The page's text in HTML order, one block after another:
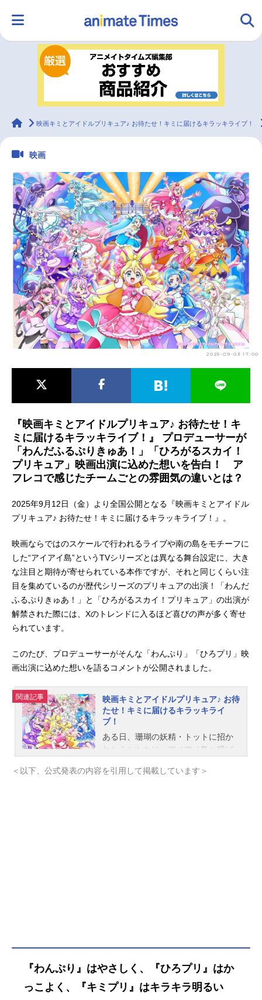
ランキング アニメ
ラジオ みんなの声
2.5次元 配信・Vtuber トレンド 無料マンガ
最新記事一覧
アニメ記事一覧 声優記事一覧
アニメ映画一覧 実写化映画一覧
今期アニメ曜日別一覧
春アニメ 夏アニメ
男性声優/女性声優一覧
animateTimes
映画キミとアイドルプリキュア♪ お待たせ！キミに届けるキラッキライブ！
映画
2025-09-03 17:00
『映画キミとアイドルプリキュア♪ お待たせ！キ
ミに届けるキラッキライブ！』 プロデューサーが
「わんだふるぷりきゅあ！」「ひろがるスカイ！
プリキュア」映画出演に込めた想いを告白！ ア
フレコで感じたチームごとの雰囲気の違いとは？
2025年9月12日（金）より全国公開となる『映画キミとアイドル
プリキュア♪ お待たせ！キミに届けるキラッキライブ！』。
映画ならではのスケールで行われるライブや南の島をモチーフに
した“アイアイ島”というTVシリーズとは異なる舞台設定に、大き
な注目と期待が寄せられている本作ですが、それと同じくらい注
目を集めているのが歴代シリーズのプリキュアの出演！「わんだ
ふるぷりきゅあ！」と「ひろがるスカイ！プリキュア」の出演が
解禁された際には、Xのトレンドに入るほど喜びの声が多く寄せ
られています。
このたび、プロデューサーがそんな「わんぷり」「ひろプリ」映
画出演に込めた想いを語るコメントが公開されました。
関連記事
映画キミとアイドルプリキュア♪ お待
たせ！キミに届けるキラッキライ
ブ！
ある日、珊瑚の妖精・トットに招か
れたうたたちは、アイアイ島と呼ば
ーパーミラクルアイドルフェスティ
るよ！さぁ！歌って踊ってファンサ
して、キミに届けるキラッキライブ
スタート✨作品名映画キミとアイド
＜以下、公式発表の内容を引用して掲載しています＞
『わんぷり』はやさしく、『ひろプリ』はか
っこよく、『キミプリ』はキラキラ明るい